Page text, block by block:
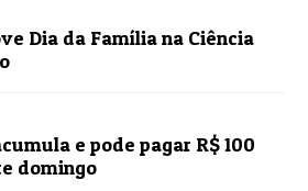
Dia da Família na Ciência
e pode pagar R$ 100
domingo